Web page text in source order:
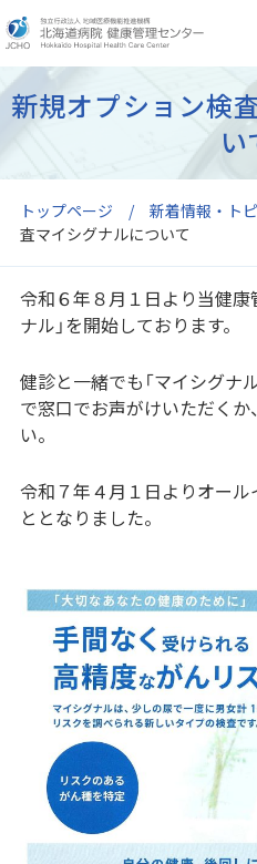
トップページ 新着情報・ト
査マイシグナルについて
新規オプション検
い
令和６年８月１日より当健康
ナル」を開始しております。
健診と一緒でも「マイシグナ
で窓口でお声がけいただく
い。
令和７年４月１日よりオー
ととなりました。